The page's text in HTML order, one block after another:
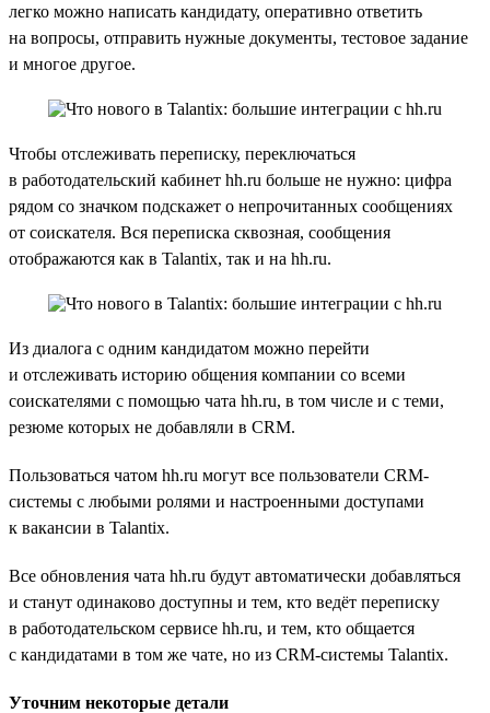
легко можно написать кандидату, оперативно ответить
на вопросы, отправить нужные документы, тестовое задание
и многое другое.
Чтобы отслеживать переписку, переключаться
в работодательский кабинет hh.ru больше не нужно: цифра
рядом со значком подскажет о непрочитанных сообщениях
от соискателя. Вся переписка сквозная, сообщения
отображаются как в Talantix, так и на hh.ru.
Из диалога с одним кандидатом можно перейти
и отслеживать историю общения компании со всеми
соискателями с помощью чата hh.ru, в том числе и с теми,
резюме которых не добавляли в CRM.
Пользоваться чатом hh.ru могут все пользователи CRM-
системы с любыми ролями и настроенными доступами
к вакансии в Talantix.
Все обновления чата hh.ru будут автоматически добавляться
и станут одинаково доступны и тем, кто ведёт переписку
в работодательском сервисе hh.ru, и тем, кто общается
с кандидатами в том же чате, но из CRM-системы Talantix.
Уточним некоторые детали